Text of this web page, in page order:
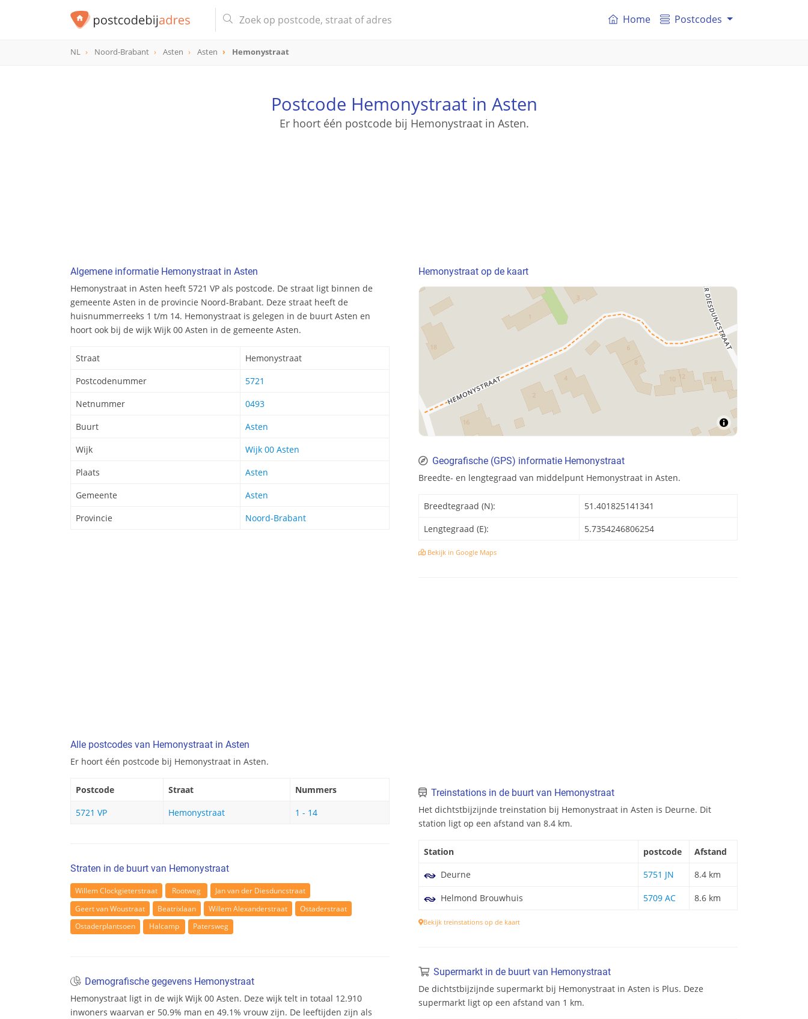
Home Postcodes
NL Noord-Brabant Asten Asten Hemonystraat
Postcode Hemonystraat in Asten
Er hoort één postcode bij Hemonystraat in Asten.
Algemene informatie Hemonystraat in Asten
Hemonystraat in Asten heeft 5721 VP als postcode. De straat ligt binnen de
gemeente Asten in de provincie Noord-Brabant. Deze straat heeft de
huisnummerreeks 1 t/m 14. Hemonystraat is gelegen in de buurt Asten en
hoort ook bij de wijk Wijk 00 Asten in de gemeente Asten.
Straat
Hemonystraat
Postcodenummer
5721
Netnummer
0493
Buurt
Asten
Wijk
Wijk 00 Asten
Plaats
Asten
Gemeente
Asten
Provincie
Noord-Brabant
Alle postcodes van Hemonystraat in Asten
Er hoort één postcode bij Hemonystraat in Asten.
Postcode Straat
Nummers
5721 VP
Hemonystraat 1 - 14
Straten in de buurt van Hemonystraat
Willem Clockgieterstraat Rootweg
Jan van der Diesduncstraat
Geert van Woustraat
Beatrixlaan Willem Alexanderstraat
Ostaderstraat
Ostaderplantsoen
Halcamp Patersweg
Demografische gegevens Hemonystraat
Hemonystraat ligt in de wijk Wijk 00 Asten. Deze wijk telt in totaal 12.910
inwoners waarvan er 50.9% man en 49.1% vrouw zijn. De leeftijden zijn als
Hemonystraat op de kaart
Geografische (GPS) informatie Hemonystraat
Breedte- en lengtegraad van middelpunt Hemonystraat in Asten.
Breedtegraad (N):
51.401825141341
Lengtegraad (E):
5.7354246806254
Bekijk in Google Maps
Treinstations in de buurt van Hemonystraat
Het dichtstbijzijnde treinstation bij Hemonystraat in Asten is Deurne. Dit
station ligt op een afstand van 8.4 km.
Station postcode
Afstand
Deurne
5751 JN 8.4 km
Helmond Brouwhuis 5709 AC 8.6 km
Bekijk treinstations op de kaart
Supermarkt in de buurt van Hemonystraat
De dichtstbijzijnde supermarkt bij Hemonystraat in Asten is Plus. Deze
supermarkt ligt op een afstand van 1 km.